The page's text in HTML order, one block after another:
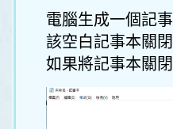
電腦生成一個記
該空白記事本關閉
如果將記事本關